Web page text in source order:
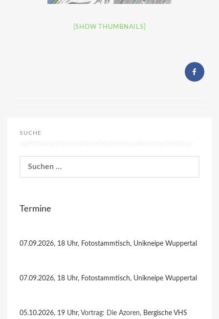
[SHOW THUMBNAILS]
SUCHE
nach:
Termine
07.09.2026, 18 Uhr, Fotostammtisch, Unikneipe Wuppertal
07.09.2026, 18 Uhr, Fotostammtisch, Unikneipe Wuppertal
05.10.2026, 19 Uhr, Vortrag: Die Azoren, Bergische VHS